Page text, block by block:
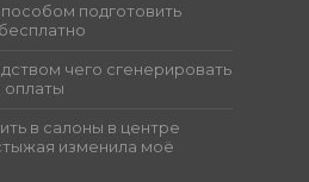
подготовить
чего сгенерировать
оплаты
в салоны в центре
изменила моё